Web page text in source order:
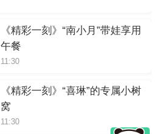
《精彩一刻》“南小月”带娃享用
午餐
11:30
《精彩一刻》“喜琳”的专属小树
窝
11:30